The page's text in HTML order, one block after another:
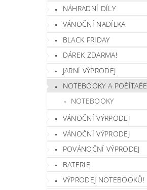
NÁHRADNÍ DÍLY
VÁNOČNÍ NADÍLKA
BLACK FRIDAY
DÁREK ZDARMA!
JARNÍ VÝPRODEJ
NOTEBOOKY A POÈÍTAÈE
NOTEBOOKY
VÁNOČNÍ VÝRPODEJ
VÁNOČNÍ VÝPRODEJ
POVÁNOČNÍ VÝPRODEJ
BATERIE
VÝPRODEJ NOTEBOOKŮ!